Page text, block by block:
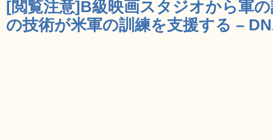
[閲覧注意]B級映画スタジオから軍
の技術が米軍の訓練を支援する –